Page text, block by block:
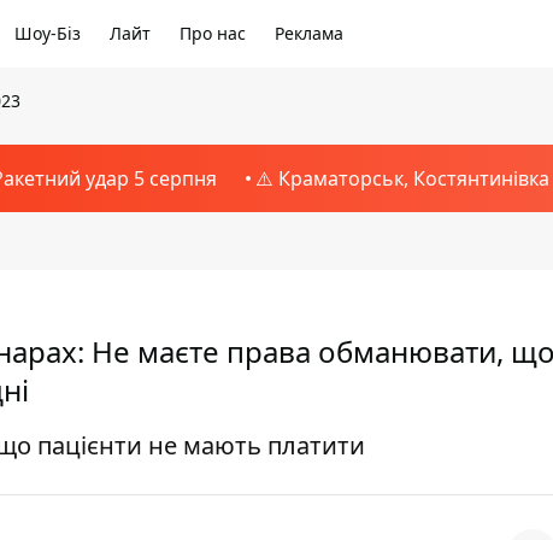
Шоу-Біз Лайт Про нас Реклама
удар 5 серпня ⚠️ Краматорськ, Костянтинівка
Не маєте права обманювати, що
пацієнти не мають платити